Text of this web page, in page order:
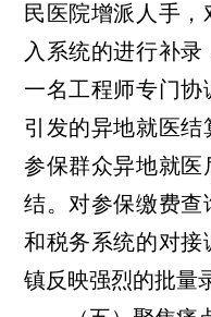
民医院增派人手
入系统的进行补
一名工程师专门
引发的异地就医
参保群众异地就
结。对参保缴费
和税务系统的对
镇反映强烈的批量